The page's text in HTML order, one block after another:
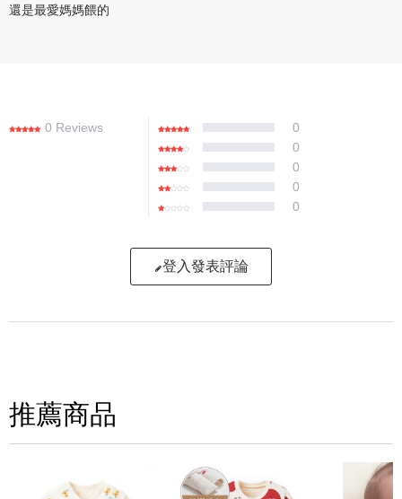
還是最愛媽媽餵的
0 Reviews
0
0
0
0
0
登入發表評論
推薦商品